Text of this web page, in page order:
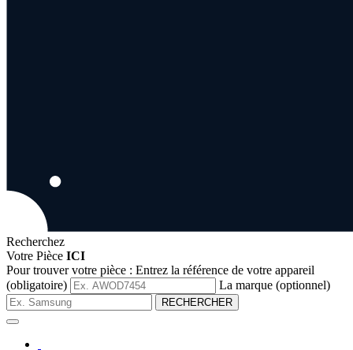
Recherchez
Votre Pièce ICI
Pour trouver votre pièce : Entrez la référence de votre appareil
(obligatoire)
La marque (optionnel)
RECHERCHER